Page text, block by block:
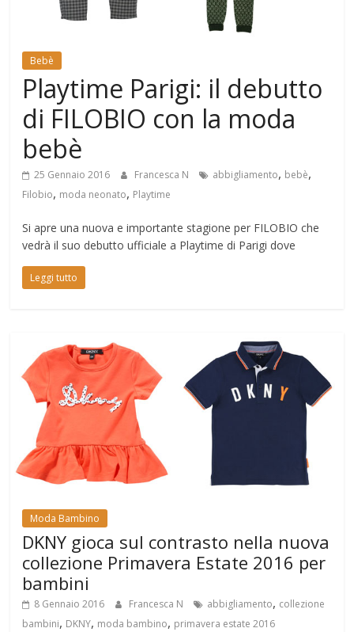
Bebè
Playtime Parigi: il debutto
di FILOBIO con la moda
bebè
25 Gennaio 2016 Francesca N abbigliamento, bebè,
Filobio, moda neonato, Playtime
Si apre una nuova e importante stagione per FILOBIO che
vedrà il suo debutto ufficiale a Playtime di Parigi dove
Leggi tutto
Moda Bambino
DKNY gioca sul contrasto nella nuova
collezione Primavera Estate 2016 per
bambini
8 Gennaio 2016 Francesca N abbigliamento, collezione
bambini, DKNY, moda bambino, primavera estate 2016